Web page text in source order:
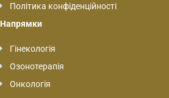
Політика конфіденційності
Напрямки
Гінекологія
Озонотерапія
Онкологія